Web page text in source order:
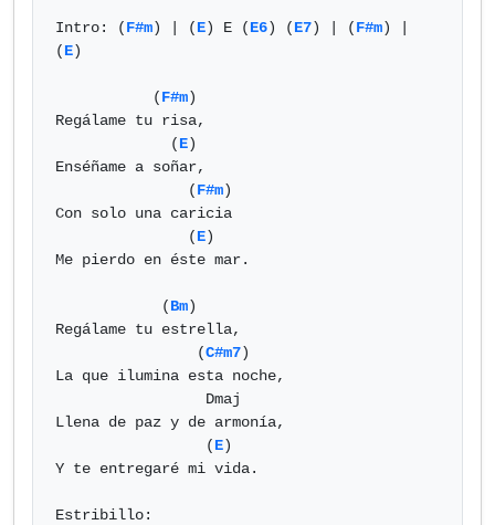
Intro: (F#m) | (E) E (E6) (E7) | (F#m) |
(E)
           (
F#m)
Regálame tu risa,
             (
E)
Enséñame a soñar,
               (
F#m)
Con solo una caricia
               (
E)
Me pierdo en éste mar.
            (
Bm)
Regálame tu estrella,
                (
C#m7)
La que ilumina esta noche,
Llena de paz y de armonía,
                 (
E)
Y te entregaré mi vida.
Estribillo: